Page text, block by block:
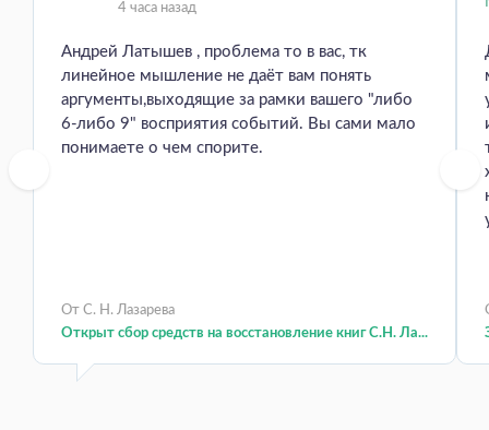
4 часа назад
Андрей Латышев , проблема то в вас, тк
линейное мышление не даёт вам понять
аргументы,выходящие за рамки вашего "либо
6-либо 9" восприятия событий. Вы сами мало
понимаете о чем спорите.
От С. Н. Лазарева
Открыт сбор средств на восстановление книг С.Н. Ла...